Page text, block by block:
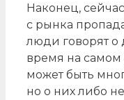
Наконец,
с рынка
люди говорят о
время на самом
может быть
но о них либо